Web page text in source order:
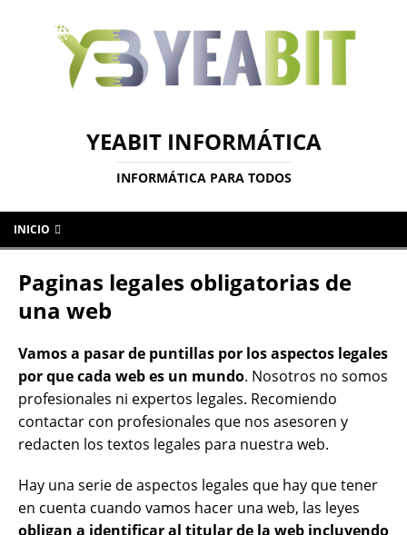
YEABIT INFORMÁTICA
INFORMÁTICA PARA TODOS
INICIO
Paginas legales obligatorias de
una web
Vamos a pasar de puntillas por los aspectos legales
por que cada web es un mundo. Nosotros no somos
profesionales ni expertos legales. Recomiendo
contactar con profesionales que nos asesoren y
redacten los textos legales para nuestra web.
Hay una serie de aspectos legales que hay que tener
en cuenta cuando vamos hacer una web, las leyes
obligan a identificar al titular de la web incluyendo